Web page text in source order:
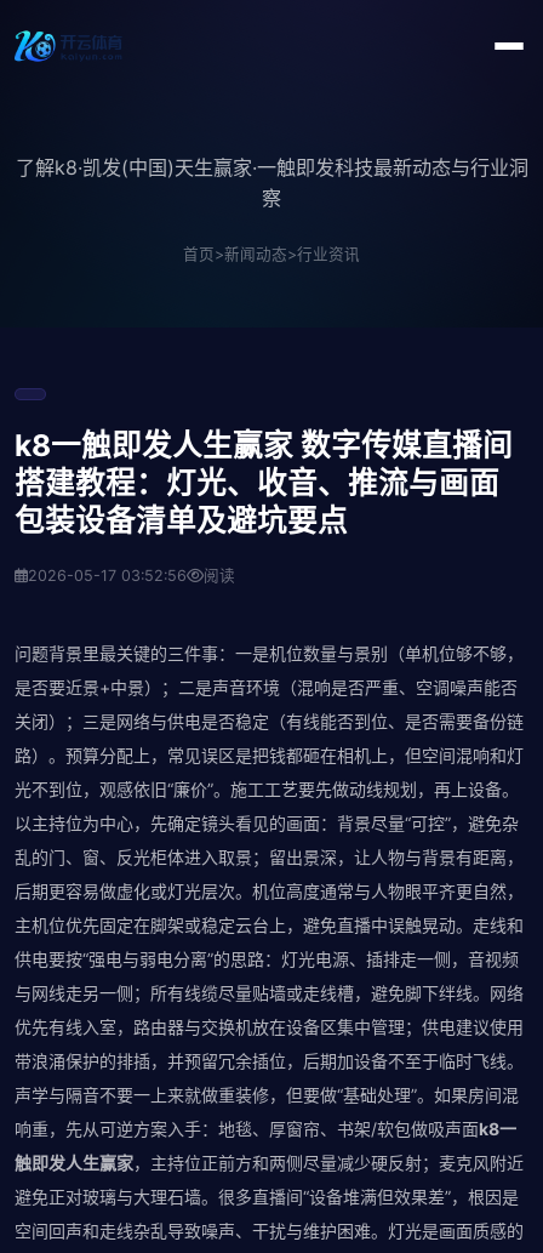
了解k8·凯发(中国)天生赢家·一触即发科技最新动态与行业洞
察
首页>新闻动态>行业资讯
k8一触即发人生赢家 数字传媒直播间
搭建教程：灯光、收音、推流与画面
包装设备清单及避坑要点
2026-05-17 03:52:56 阅读
问题背景里最关键的三件事：一是机位数量与景别（单机位够不够，
是否要近景+中景）；二是声音环境（混响是否严重、空调噪声能否
关闭）；三是网络与供电是否稳定（有线能否到位、是否需要备份链
路）。预算分配上，常见误区是把钱都砸在相机上，但空间混响和灯
光不到位，观感依旧“廉价”。施工工艺要先做动线规划，再上设备。
以主持位为中心，先确定镜头看见的画面：背景尽量“可控”，避免杂
乱的门、窗、反光柜体进入取景；留出景深，让人物与背景有距离，
后期更容易做虚化或灯光层次。机位高度通常与人物眼平齐更自然，
主机位优先固定在脚架或稳定云台上，避免直播中误触晃动。走线和
供电要按“强电与弱电分离”的思路：灯光电源、插排走一侧，音视频
与网线走另一侧；所有线缆尽量贴墙或走线槽，避免脚下绊线。网络
优先有线入室，路由器与交换机放在设备区集中管理；供电建议使用
带浪涌保护的排插，并预留冗余插位，后期加设备不至于临时飞线。
声学与隔音不要一上来就做重装修，但要做“基础处理”。如果房间混
响重，先从可逆方案入手：地毯、厚窗帘、书架/软包做吸声面k8一
触即发人生赢家，主持位正前方和两侧尽量减少硬反射；麦克风附近
避免正对玻璃与大理石墙。很多直播间“设备堆满但效果差”，根因是
空间回声和走线杂乱导致噪声、干扰与维护困难。灯光是画面质感的